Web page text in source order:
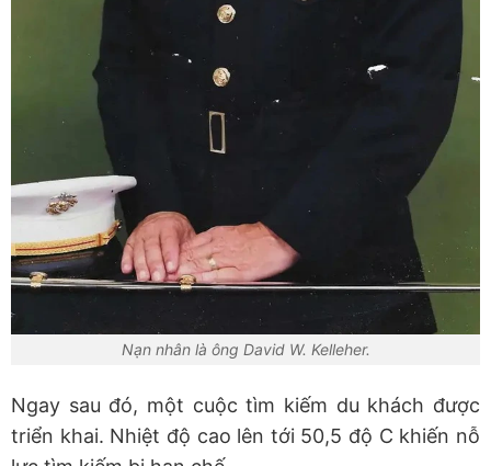
Nạn nhân là ông David W. Kelleher.
Ngay sau đó, một cuộc tìm kiếm du khách được
triển khai. Nhiệt độ cao lên tới 50,5 độ C khiến nỗ